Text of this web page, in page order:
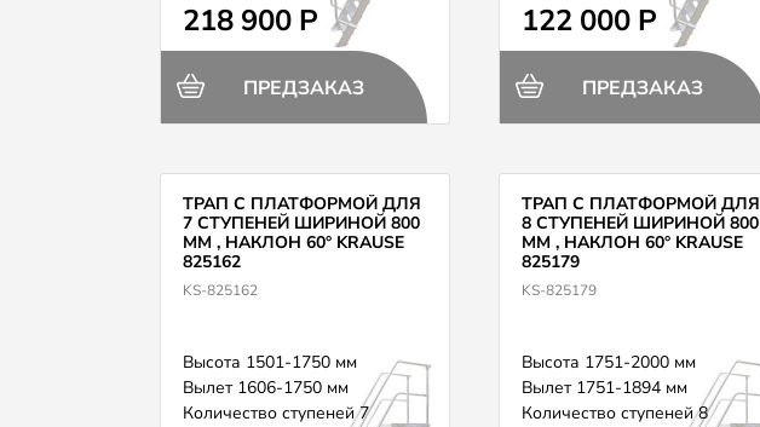
218 900 Р
ПРЕДЗАКАЗ
122 000 Р
ПРЕДЗАКАЗ
ТРАП С ПЛАТФОРМОЙ ДЛЯ
7 СТУПЕНЕЙ ШИРИНОЙ 800
ММ , НАКЛОН 60° KRAUSE
825162
KS-825162
Высота 1501-1750 мм
Вылет 1606-1750 мм
Количество ступеней 7
ТРАП С ПЛАТФОРМОЙ ДЛЯ
8 СТУПЕНЕЙ ШИРИНОЙ 800
ММ , НАКЛОН 60° KRAUSE
825179
KS-825179
Высота 1751-2000 мм
Вылет 1751-1894 мм
Количество ступеней 8